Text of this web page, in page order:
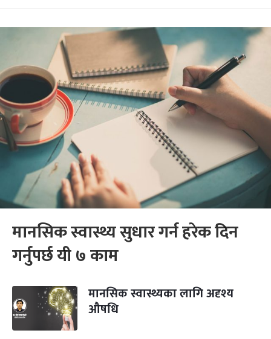
मानसिक स्वास्थ्य सुधार गर्न हरेक दिन
गर्नुपर्छ यी ७ काम
मानसिक स्वास्थ्यका लागि अदृश्य
औषधि